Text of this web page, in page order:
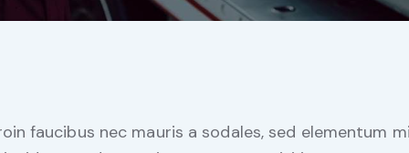
faucibus nec mauris a sodales, sed elementum